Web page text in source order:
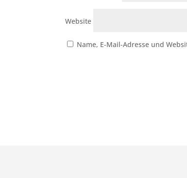
Website
Name, E-Mail-Adresse und